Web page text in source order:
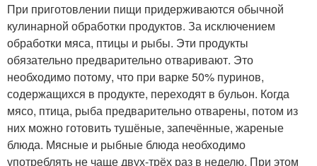
При приготовлении пищи придерживаются обычной
кулинарной обработки продуктов. За исключением
обработки мяса, птицы и рыбы. Эти продукты
обязательно предварительно отваривают. Это
необходимо потому, что при варке 50% пуринов,
содержащихся в продукте, переходят в бульон. Когда
мясо, птица, рыба предварительно отварены, потом из
них можно готовить тушёные, запечённые, жареные
блюда. Мясные и рыбные блюда необходимо
употреблять не чаще двух-трёх раз в неделю. При этом